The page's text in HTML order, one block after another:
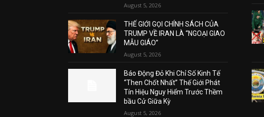
August 5, 2026
THẾ GIỚI GỌI CHÍNH SÁCH CỦA
TRUMP VỀ IRAN LÀ “NGOẠI GIAO
MẪU GIÁO”
August 5, 2026
Báo Động Đỏ Khi Chỉ Số Kinh Tế
“Then Chốt Nhất” Thế Giới Phát
Tín Hiệu Nguy Hiểm Trước Thềm
bầu Cử Giữa Kỳ
August 5, 2026